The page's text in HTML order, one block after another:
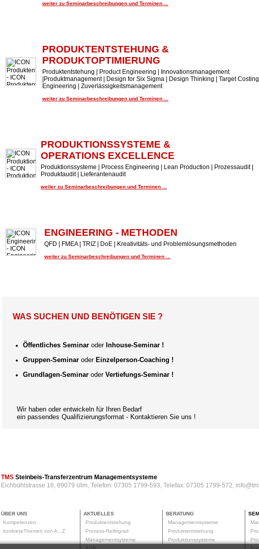
weiter zu Seminarbeschreibungen und Terminen ...
PRODUKTENTSTEHUNG &
PRODUKTOPTIMIERUNG
Produktentstehung | Product Engineering | Innovationsmanagement
|Produktmanagement | Design for Six Sigma | Design Thinking | Target
Engineering | Zuverlässigkeitsmanagement
weiter zu Seminarbeschreibungen und Terminen ...
PRODUKTIONSSYSTEME &
OPERATIONS EXCELLENCE
Produktionssysteme | Process Engineering | Lean Production | Prozessaudit |
Produktaudit | Lieferantenaudit
weiter zu Seminarbeschreibungen und Terminen ...
ENGINEERING - METHODEN
QFD | FMEA | TRIZ | DoE | Kreativitäts- und Problemlösungsmethoden
weiter zu Seminarbeschreibungen und Terminen ...
WAS SUCHEN UND BENÖTIGEN SIE ?
Öffentliches Seminar oderInhouse-Seminar !
Gruppen-Seminar oder Einzelperson-Coaching !
Grundlagen-Seminar oder Vertiefungs-Seminar !
Wir haben oder entwickeln für Ihren Bedarf
ein passendes Qualifizierungsformat - Kontaktieren Sie uns !
TMS Steinbeis-Transferzentrum Managementsysteme
Eichbühlstrasse 18, 89079 Ulm, Telefon: 07305 1799-593, Telefax: 07305 1799-572,
ÜBER UNS
Kompetenzen
konkreteThemen von A...Z
AKTUELLES
Produktentstehung
Prozess-Reifegrad
Managementsysteme
BERATUNG
Managementsysteme
Produktentstehung
Produktionssysteme